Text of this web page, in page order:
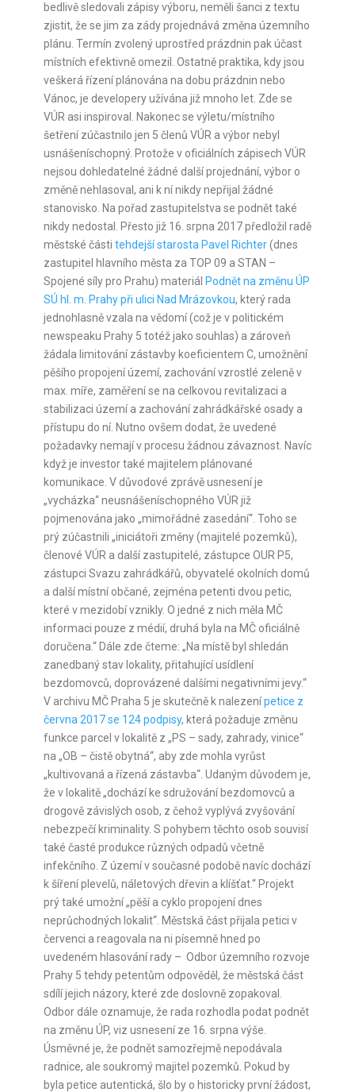
bedlivě sledovali zápisy výboru, neměli šanci z textu
zjistit, že se jim za zády projednává změna územního
plánu. Termín zvolený uprostřed prázdnin pak účast
místních efektivně omezil. Ostatně praktika, kdy jsou
veškerá řízení plánována na dobu prázdnin nebo
Vánoc, je developery užívána již mnoho let. Zde se
VÚR asi inspiroval. Nakonec se výletu/místního
šetření zúčastnilo jen 5 členů VÚR a výbor nebyl
usnášeníschopný. Protože v oficiálních zápisech VÚR
nejsou dohledatelné žádné další projednání, výbor o
změně nehlasoval, ani k ní nikdy nepřijal žádné
stanovisko. Na pořad zastupitelstva se podnět také
nikdy nedostal. Přesto již 16. srpna 2017 předložil radě
městské části tehdejší starosta Pavel Richter(dnes
zastupitel hlavního města za TOP 09 a STAN –
Spojené síly pro Prahu) materiál Podnět na změnu ÚP
SÚ hl. m. Prahy při ulici Nad Mrázovkou, který rada
jednohlasně vzala na vědomí (což je v politickém
newspeaku Prahy 5 totéž jako souhlas) a zároveň
žádala limitování zástavby koeficientem C, umožnění
pěšího propojení území, zachování vzrostlé zeleně v
max. míře, zaměření se na celkovou revitalizaci a
stabilizaci území a zachování zahrádkářské osady a
přístupu do ní. Nutno ovšem dodat, že uvedené
požadavky nemají v procesu žádnou závaznost. Navíc
když je investor také majitelem plánované
komunikace. V důvodové zprávě usnesení je
„vycházka“ neusnášeníschopného VÚR již
pojmenována jako „mimořádné zasedání“. Toho se
prý zúčastnili „iniciátoři změny (majitelé pozemků),
členové VÚR a další zastupitelé, zástupce OUR P5,
zástupci Svazu zahrádkářů, obyvatelé okolních domů
a další místní občané, zejména petenti dvou petic,
které v mezidobí vznikly. O jedné z nich měla MČ
informaci pouze z médií, druhá byla na MČ oficiálně
doručena.“ Dále zde čteme: „Na místě byl shledán
zanedbaný stav lokality, přitahující usídlení
bezdomovců, doprovázené dalšími negativními jevy.“
V archivu MČ Praha 5 je skutečně k nalezenípetice z
června 2017 se 124 podpisy, která požaduje změnu
funkce parcel v lokalitě z „PS – sady, zahrady, vinice“
na „OB – čistě obytná“, aby zde mohla vyrůst
„kultivovaná a řízená zástavba“. Udaným důvodem je,
že v lokalitě „dochází ke sdružování bezdomovců a
drogově závislých osob, z čehož vyplývá zvyšování
nebezpečí kriminality. S pohybem těchto osob souvisí
také časté produkce různých odpadů včetně
infekčního. Z území v současné podobě navíc dochází
k šíření plevelů, náletových dřevin a klíšťat.“ Projekt
prý také umožní „pěší a cyklo propojení dnes
neprůchodných lokalit“. Městská část přijala petici v
červenci a reagovala na ni písemně hned po
uvedeném hlasování rady – Odbor územního rozvoje
Prahy 5 tehdy petentům odpověděl, že městská část
sdílí jejich názory, které zde doslovně zopakoval.
Odbor dále oznamuje, že rada rozhodla podat podnět
na změnu ÚP, viz usnesení ze 16. srpna výše.
Úsměvné je, že podnět samozřejmě nepodávala
radnice, ale soukromý majitel pozemků. Pokud by
byla petice autentická, šlo by o historicky první žádost,